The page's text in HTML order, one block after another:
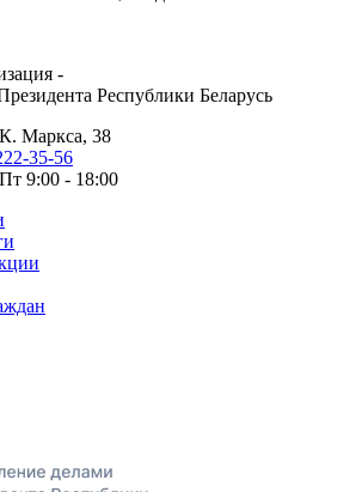
-
Республики Беларусь
Маркса, 38
35-56
9:00 - 18:00